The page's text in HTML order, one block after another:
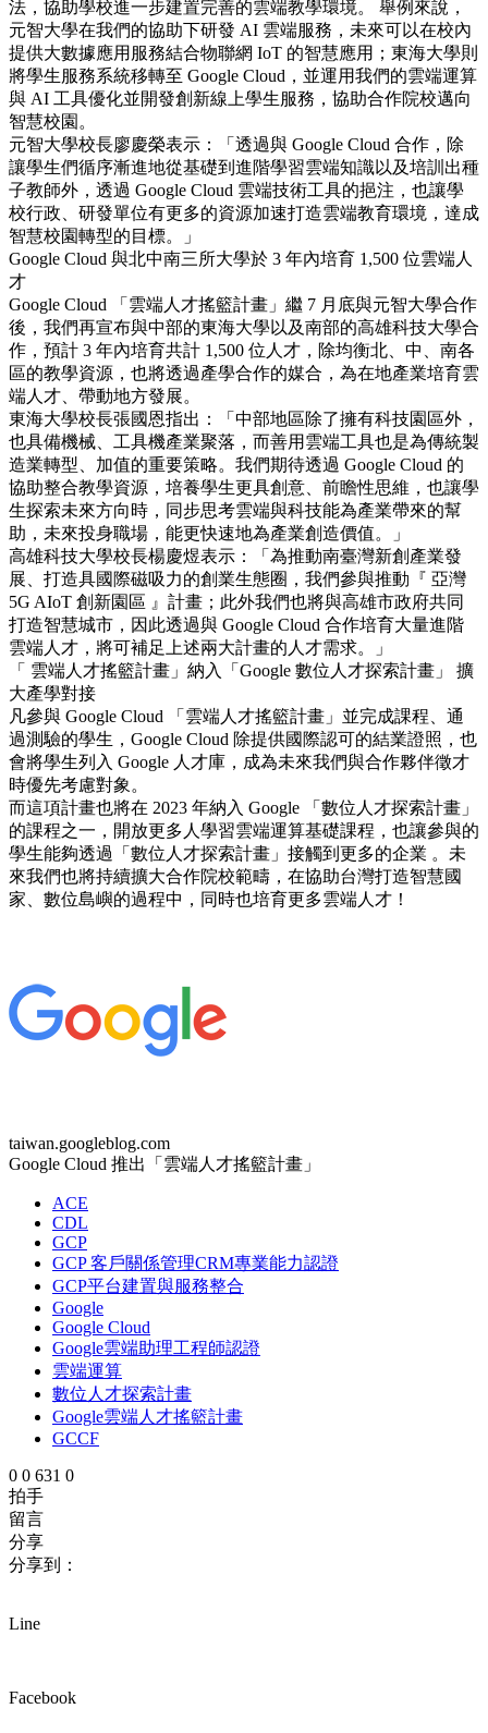
法，協助學校進一步建置完善的雲端教學環境。 舉例來說，
元智大學在我們的協助下研發 AI 雲端服務，未來可以在校內
提供大數據應用服務結合物聯網 IoT 的智慧應用；東海大學則
將學生服務系統移轉至 Google Cloud，並運用我們的雲端運算
與 AI 工具優化並開發創新線上學生服務，協助合作院校邁向
智慧校園。
元智大學校長廖慶榮表示：「透過與 Google Cloud 合作，除
讓學生們循序漸進地從基礎到進階學習雲端知識以及培訓出種
子教師外，透過 Google Cloud 雲端技術工具的挹注，也讓學
校行政、研發單位有更多的資源加速打造雲端教育環境，達成
智慧校園轉型的目標。」
Google Cloud 與北中南三所大學於 3 年內培育 1,500 位雲端人
才
Google Cloud 「雲端人才搖籃計畫」繼 7 月底與元智大學合作
後，我們再宣布與中部的東海大學以及南部的高雄科技大學合
作，預計 3 年內培育共計 1,500 位人才，除均衡北、中、南各
區的教學資源，也將透過產學合作的媒合，為在地產業培育雲
端人才、帶動地方發展。
東海大學校長張國恩指出：「中部地區除了擁有科技園區外，
也具備機械、工具機產業聚落，而善用雲端工具也是為傳統製
造業轉型、加值的重要策略。我們期待透過 Google Cloud 的
協助整合教學資源，培養學生更具創意、前瞻性思維，也讓學
生探索未來方向時，同步思考雲端與科技能為產業帶來的幫
助，未來投身職場，能更快速地為產業創造價值。」
高雄科技大學校長楊慶煜表示：「為推動南臺灣新創產業發
展、打造具國際磁吸力的創業生態圈，我們參與推動『 亞灣
5G AIoT 創新園區 』計畫；此外我們也將與高雄市政府共同
打造智慧城市，因此透過與 Google Cloud 合作培育大量進階
雲端人才，將可補足上述兩大計畫的人才需求。」
「 雲端人才搖籃計畫」納入「Google 數位人才探索計畫」 擴
大產學對接
凡參與 Google Cloud 「雲端人才搖籃計畫」並完成課程、通
過測驗的學生，Google Cloud 除提供國際認可的結業證照，也
會將學生列入 Google 人才庫，成為未來我們與合作夥伴徵才
時優先考慮對象。
而這項計畫也將在 2023 年納入 Google 「數位人才探索計畫」
的課程之一，開放更多人學習雲端運算基礎課程，也讓參與的
學生能夠透過「數位人才探索計畫」接觸到更多的企業 。未
來我們也將持續擴大合作院校範疇，在協助台灣打造智慧國
家、數位島嶼的過程中，同時也培育更多雲端人才！
taiwan.googleblog.com
Google Cloud 推出「雲端人才搖籃計畫」
ACE
CDL
GCP
GCP 客戶關係管理CRM專業能力認證
GCP平台建置與服務整合
Google
Google Cloud
Google雲端助理工程師認證
雲端運算
數位人才探索計畫
Google雲端人才搖籃計畫
GCCF
0 0 631 0
拍手
留言
分享
分享到：
Line
Facebook